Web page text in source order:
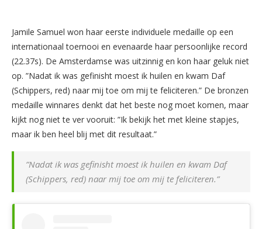
Jamile Samuel won haar eerste individuele medaille op een
internationaal toernooi en evenaarde haar persoonlijke record
(22.37s). De Amsterdamse was uitzinnig en kon haar geluk niet
op. ”Nadat ik was gefinisht moest ik huilen en kwam Daf
(Schippers, red) naar mij toe om mij te feliciteren.” De bronzen
medaille winnares denkt dat het beste nog moet komen, maar
kijkt nog niet te ver vooruit: ”Ik bekijk het met kleine stapjes,
maar ik ben heel blij met dit resultaat.”
”Nadat ik was gefinisht moest ik huilen en kwam Daf
(Schippers, red) naar mij toe om mij te feliciteren.”